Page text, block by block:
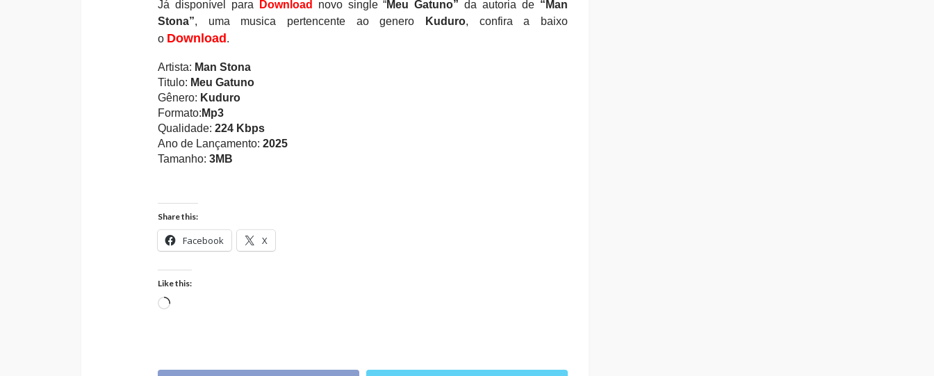
Já disponível para Download novo single“Meu Gatuno”da autoria de “Man
Stona”, uma musica pertencente ao genero Kuduro, confira a baixo
o Download.
Artista: Man Stona
Titulo: Meu Gatuno
Gênero: Kuduro
Formato: Mp3
Qualidade: 224 Kbps
Ano de Lançamento: 2025
Tamanho: 3MB
Share this:
Facebook X
Like this:
Loading…